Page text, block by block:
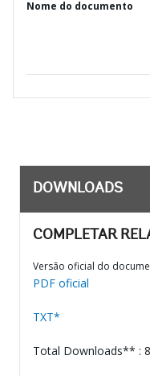
Nome do documento
DOWNLOADS
COMPLETAR
Versão oficial do
PDF oficial
TXT*
Total Downloads** :